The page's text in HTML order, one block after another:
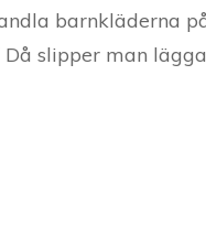
barnkläderna
Då slipper man lägga